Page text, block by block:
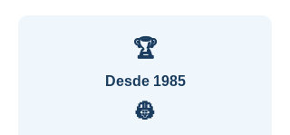
🏆
Desde 1985
👷